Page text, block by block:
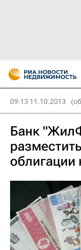
09:13 11.10.2013
Банк
облигации